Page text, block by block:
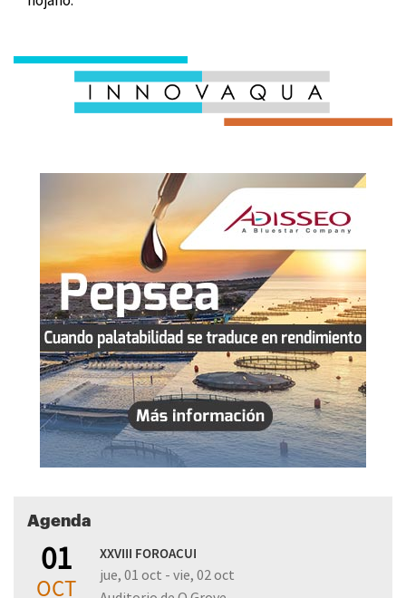
Agenda
01
OCT
XXVIII FOROACUI
jue, 01 oct - vie, 02 oct